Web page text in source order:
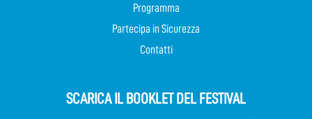
Programma
Partecipa in Sicurezza
Contatti
SCARICA IL BOOKLET DEL FESTIVAL